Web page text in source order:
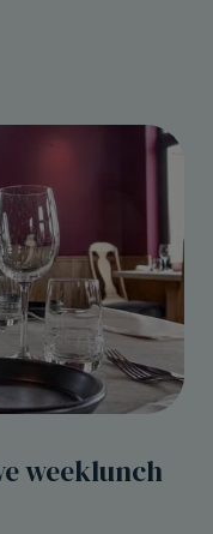
weeklunch